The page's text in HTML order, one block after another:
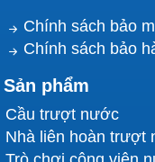
Chính sách bảo
Chính sách bảo
Sản phẩm
Cầu trượt nước
Nhà liên hoàn trượt